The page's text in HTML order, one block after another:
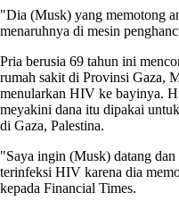
"Dia (Musk) yang memotong
menaruhnya di mesin
Pria berusia 69 tahun ini
rumah sakit di Provinsi Gaza,
menularkan HIV ke bayinya.
meyakini dana itu dipakai
di Gaza, Palestina.
"Saya ingin (Musk) datang
terinfeksi HIV karena dia
kepada Financial Times.